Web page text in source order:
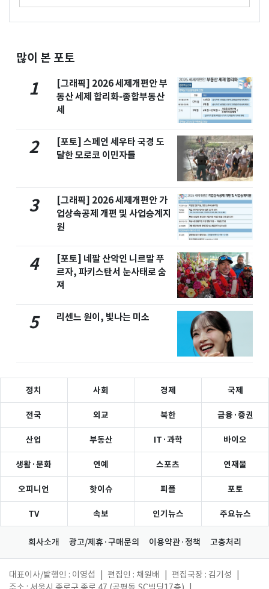
많이 본 포토
1
[그래픽] 2026 세제개편안 부
동산 세제 합리화-종합부동산
세
2
[포토] 스페인 세우타 국경 도
달한 모로코 이민자들
3
[그래픽] 2026 세제개편안 가
업상속공제 개편 및 사업승계지
원
4
[포토] 네팔 산악인 니르말 푸
르자, 파키스탄서 눈사태로 숨
져
5 리센느 원이, 빛나는 미소
정치 사회 경제 국제
전국 외교 북한 금융·증권
산업 부동산 IT·과학 바이오
생활·문화 연예 스포츠 연재물
오피니언 핫이슈 피플 포토
TV 속보 인기뉴스 주요뉴스
회사소개 광고/제휴·구매문의 이용약관·정책 고충처리
대표이사/발행인 : 이영섭 편집인 : 채원배 편집국장 : 김기성